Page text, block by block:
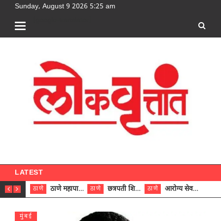
Sunday, August 9 2026 5:25 am
LATEST
ठाणे ठाणे महापालिकेच्या नऊ प्रभाग समित्यांवर अध्यक्ष विराजमान ठाणे छत्रपती शिवाजी महाराज रुग्णालयात दुर्मिळ ट्युमरची यशस्वी शस्त्रक्रिया ठाणे आरोग्य सेवक (पुरुष) पदावरून ११ कर्मचाऱ्यांना आरोग्य सहाय्यक (पुरुष) पदावर पदोन्नती; मुख्य कार्यकारी अधिकारी रणजित यादव यांच्या हस्ते आदेश वितरण
मुंबई